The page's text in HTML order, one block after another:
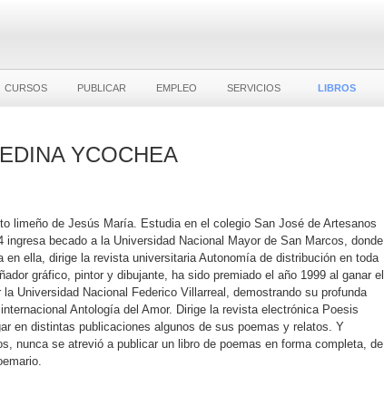
CURSOS PUBLICAR EMPLEO SERVICIOS LIBROS
YCOCHEA
limeño de Jesús María. Estudia en el colegio San José de Artesanos
becado a la Universidad Nacional Mayor de San Marcos, donde
en ella, dirige la revista universitaria Autonomía de distribución en toda
gráfico, pintor y dibujante, ha sido premiado el año 1999 al ganar el
Universidad Nacional Federico Villarreal, demostrando su profunda
Antología del Amor. Dirige la revista electrónica Poesis
en distintas publicaciones algunos de sus poemas y relatos. Y
nunca se atrevió a publicar un libro de poemas en forma completa, de